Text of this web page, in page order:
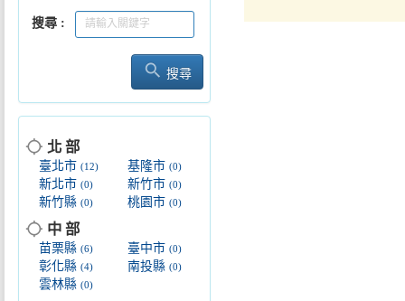
搜尋
search 搜尋
location_searching 北 部
臺北市 (12) 基隆市(0)
新北市 (0) 新竹市(0)
新竹縣 (0) 桃園市(0)
location_searching 中 部
苗栗縣 (6) 臺中市(0)
彰化縣 (4) 南投縣(0)
雲林縣 (0)